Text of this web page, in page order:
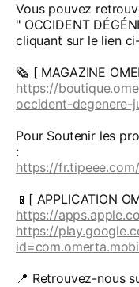
Vous pouvez
" OCCIDENT
cliquant sur le lien
🗞️ [ MAGAZINE
https://
occident-degenere-
Pour Soutenir les
:
https://
📱[ APPLICATION
https://
https://
📍 Retrouvez-nous